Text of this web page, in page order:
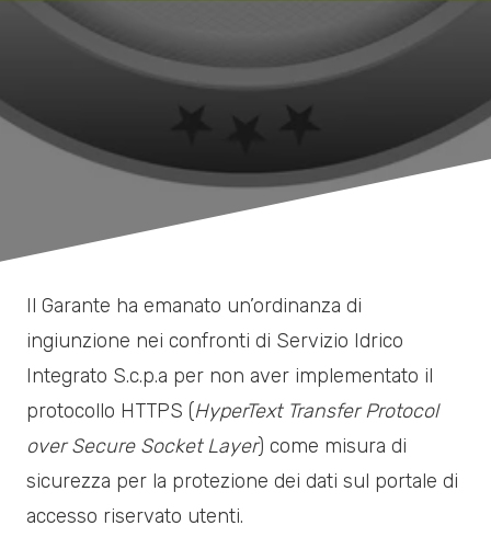
Il Garante ha emanato un’ordinanza di
ingiunzione nei confronti di Servizio Idrico
Integrato S.c.p.a per non aver implementato il
protocollo HTTPS (HyperText Transfer Protocol
over Secure Socket Layer) come misura di
sicurezza per la protezione dei dati sul portale di
accesso riservato utenti.